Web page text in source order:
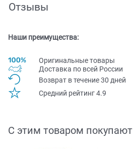
Отзывы
Наши преимущества:
Оригинальные товары
Доставка по всей Pоссии
Возврат в течение 30 дней
Средний рейтинг 4.9
С этим товаром покупают